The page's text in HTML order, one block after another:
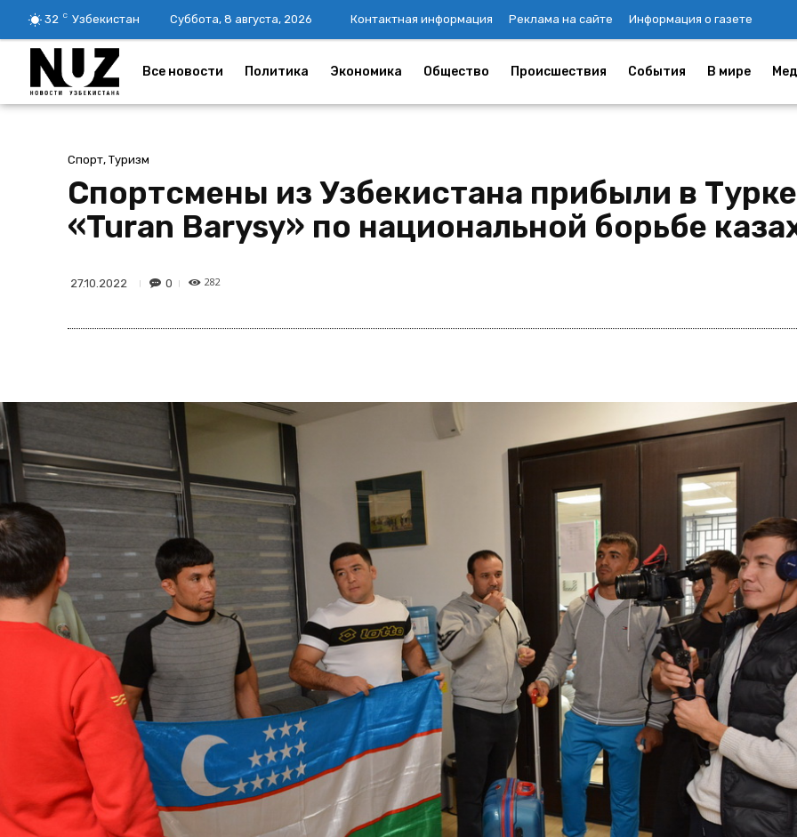
32 C Узбекистан Суббота, 8 августа, 2026 Контактная информация Реклама на сайте Информация о газете
Все новости Политика Экономика Общество Происшествия События В мире
Спорт, Туризм
Спортсмены из Узбекистана прибыли в
«Turan Barysy» по национальной борьбе
27.10.2022 0 282